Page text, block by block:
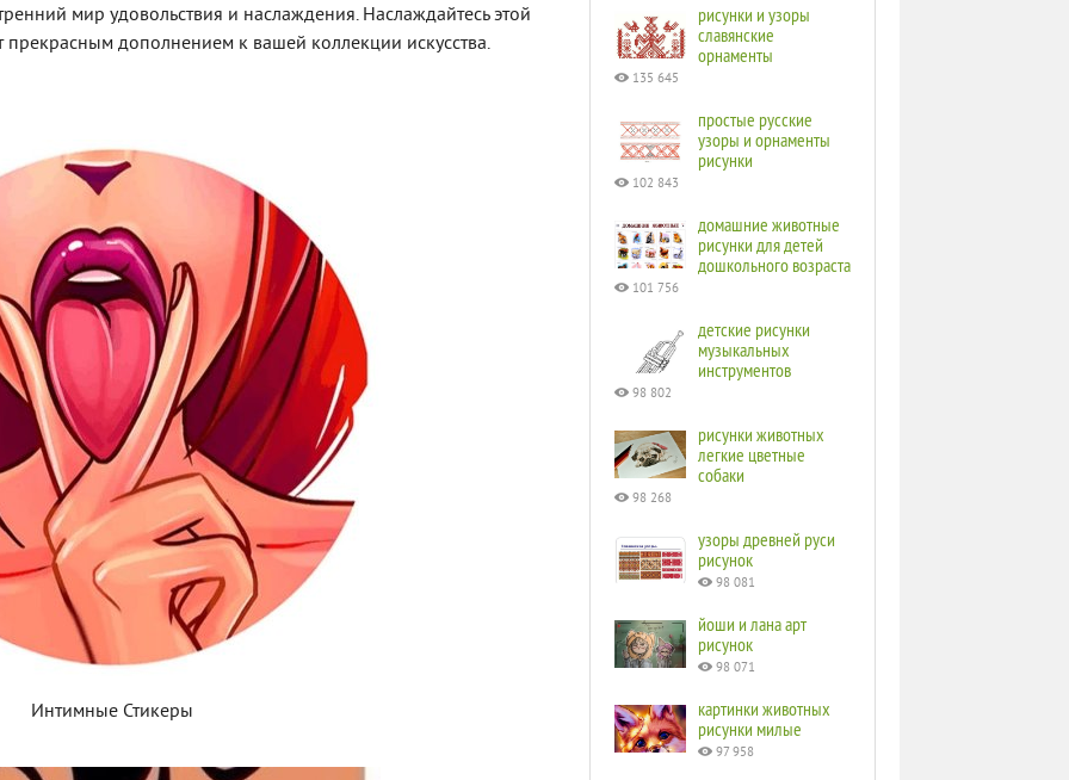
мир удовольствия и наслаждения. Наслаждайтесь этой
прекрасным дополнением к вашей коллекции искусства.
Интимные Стикеры
рисунки и узоры
славянские
орнаменты
135 645
простые русские
узоры и орнаменты
рисунки
102 843
домашние животные
рисунки для детей
дошкольного возраста
101 756
детские рисунки
музыкальных
инструментов
98 802
рисунки животных
легкие цветные
собаки
98 268
узоры древней руси
рисунок
98 081
йоши и лана арт
рисунок
98 071
картинки животных
рисунки милые
97 958